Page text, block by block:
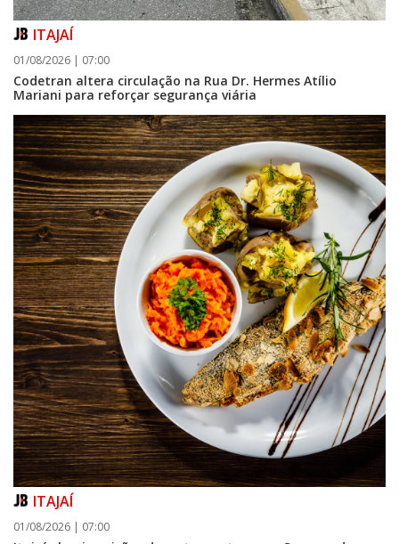
ITAJAÍ
01/08/2026 | 07:00
Codetran altera circulação na Rua Dr. Hermes Atílio
Mariani para reforçar segurança viária
ITAJAÍ
01/08/2026 | 07:00